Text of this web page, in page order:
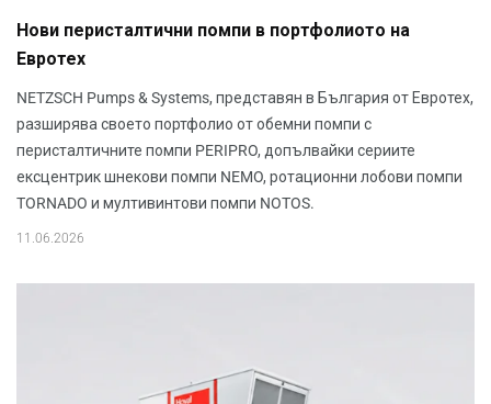
Нови перисталтични помпи в портфолиото на
Евротех
NETZSCH Pumps & Systems, представян в България от Евротех,
разширява своето портфолио от обемни помпи с
перисталтичните помпи PERIPRO, допълвайки сериите
ексцентрик шнекови помпи NEMO, ротационни лобови помпи
TORNADO и мултивинтови помпи NOTOS.
11.06.2026